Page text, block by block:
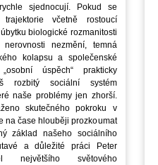
sjednocují. Pokud se
včetně rostoucí
biologické rozmanitosti
nezmění, temná
kolapsu a společenské
úspěch“ prakticky
rozbitý sociální systém
naše problémy jen zhorší.
skutečného pokroku v
na čase hlouběji prozkoumat
základ našeho sociálního
a důležité práci Peter
největšího světového